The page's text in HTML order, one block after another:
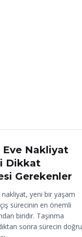
2026
Eve Nakliyat
Dikkat
Gerekenler
nakliyat, yeni bir yaşam
sürecinin en önemli
biridir. Taşınma
sonra sürecin doğru